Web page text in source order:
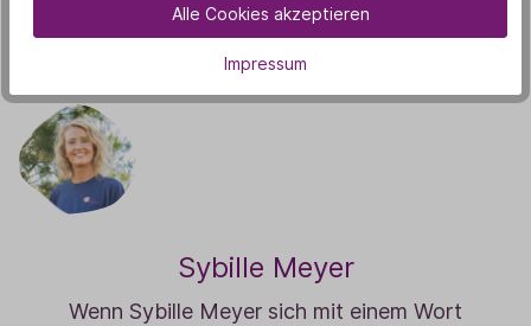
Sybille Meyer
Wenn Sybille Meyer sich mit einem Wort
Alle Cookies akzeptieren
Impressum